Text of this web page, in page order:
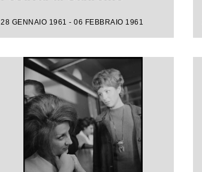
28 GENNAIO 1961 - 06 FEBBRAIO 1961